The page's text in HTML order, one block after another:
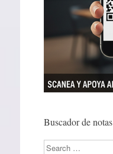
Buscador de notas
Search